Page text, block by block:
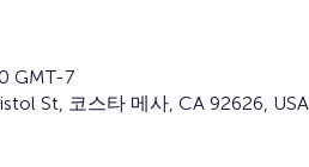
GMT-7
St, 코스타 메사, CA 92626, USA